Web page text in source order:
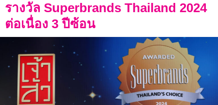
รางวัล Superbrands Thailand 2024
ต่อเนื่อง 3 ปีซ้อน